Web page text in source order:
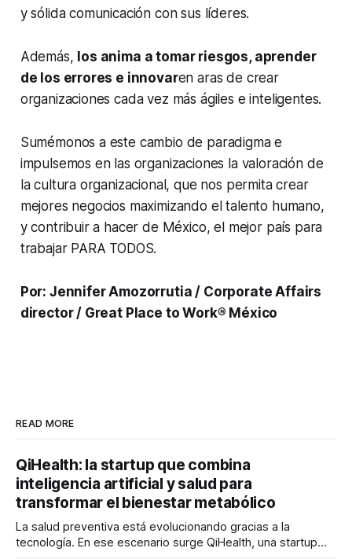
y sólida comunicación con sus líderes.
Además, los anima a tomar riesgos, aprender
de los errores e innovaren aras de crear
organizaciones cada vez más ágiles e inteligentes.
Sumémonos a este cambio de paradigma e
impulsemos en las organizaciones la valoración de
la cultura organizacional, que nos permita crear
mejores negocios maximizando el talento humano,
y contribuir a hacer de México, el mejor país para
trabajar PARA TODOS.
Por: Jennifer Amozorrutia / Corporate Affairs
director / Great Place to Work® México
READ MORE
QiHealth: la startup que combina
inteligencia artificial y salud para
transformar el bienestar metabólico
La salud preventiva está evolucionando gracias a la
tecnología. En ese escenario surge QiHealth, una startup